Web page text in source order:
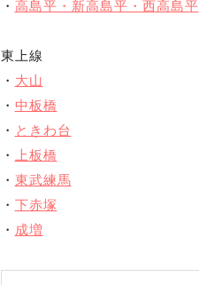
・ 高島平・新高島平・西高島平
東上線
・ 大山
・ 中板橋
・ ときわ台
・ 上板橋
・ 東武練馬
・ 下赤塚
・ 成増